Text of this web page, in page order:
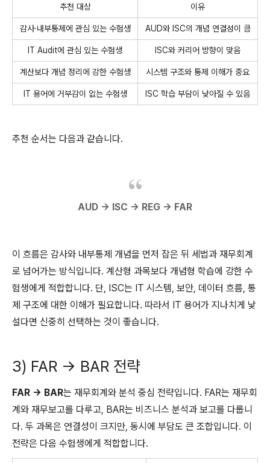
추천 대상 이유
감사·내부통제에 관심 있는 수험생 AUD와 ISC의 개념 연결성이 큼
IT Audit에 관심 있는 수험생 ISC와 커리어 방향이 맞음
계산보다 개념 정리에 강한 수험생 시스템 구조와 통제 이해가 중요
IT 용어에 거부감이 없는 수험생 ISC 학습 부담이 낮아질 수 있음
추천 순서는 다음과 같습니다.
AUD → ISC → REG → FAR
이 흐름은 감사와 내부통제 개념을 먼저 잡은 뒤 세법과 재무회계
로 넘어가는 방식입니다. 계산형 과목보다 개념형 학습에 강한 수
험생에게 적합합니다. 단, ISC는 IT 시스템, 보안, 데이터 흐름, 통
제 구조에 대한 이해가 필요합니다. 따라서 IT 용어가 지나치게 낯
설다면 신중히 선택하는 것이 좋습니다.
3) FAR → BAR 전략
FAR → BAR는 재무회계와 분석 중심 전략입니다. FAR는 재무회
계와 재무보고를 다루고, BAR는 비즈니스 분석과 보고를 다룹니
다. 두 과목은 연결성이 크지만, 동시에 부담도 큰 조합입니다. 이
전략은 다음 수험생에게 적합합니다.